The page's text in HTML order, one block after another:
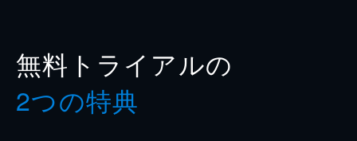
無料トライアルの
2つの特典